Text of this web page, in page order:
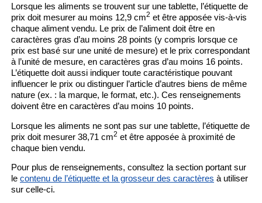
Lorsque les aliments se trouvent sur une tablette, l’étiquette de
prix doit mesurer au moins 12,9 cm2 et être apposée vis-à-vis
chaque aliment vendu. Le prix de l’aliment doit être en
caractères gras d’au moins 28 points (y compris lorsque ce
prix est basé sur une unité de mesure) et le prix correspondant
à l’unité de mesure, en caractères gras d’au moins 16 points.
L’étiquette doit aussi indiquer toute caractéristique pouvant
influencer le prix ou distinguer l’article d’autres biens de même
nature (ex. : la marque, le format, etc.). Ces renseignements
doivent être en caractères d’au moins 10 points.
Lorsque les aliments ne sont pas sur une tablette, l’étiquette de
prix doit mesurer 38,71 cm2 et être apposée à proximité de
chaque bien vendu.
Pour plus de renseignements, consultez la section portant sur
le contenu de l’étiquette et la grosseur des caractères à utiliser
sur celle-ci.